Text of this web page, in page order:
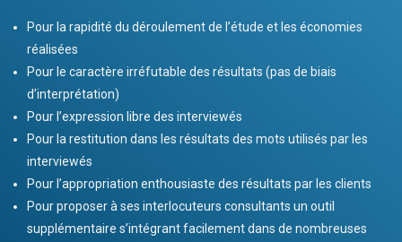
Pour la rapidité du déroulement de l’étude et les économies
réalisées
Pour le caractère irréfutable des résultats (pas de biais
d’interprétation)
Pour l’expression libre des interviewés
Pour la restitution dans les résultats des mots utilisés par les
interviewés
Pour l’appropriation enthousiaste des résultats par les clients
Pour proposer à ses interlocuteurs consultants un outil
supplémentaire s’intégrantfacilement dans de nombreuses